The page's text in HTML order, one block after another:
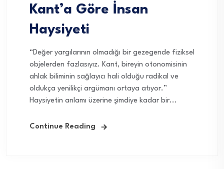
Kant’a Göre İnsan
Haysiyeti
“Değer yargılarının olmadığı bir gezegende fiziksel
objelerden fazlasıyız. Kant, bireyin otonomisinin
ahlak biliminin sağlayıcı hali olduğu radikal ve
oldukça yenilikçi argümanı ortaya atıyor.”
Haysiyetin anlamı üzerine şimdiye kadar bir...
Continue Reading